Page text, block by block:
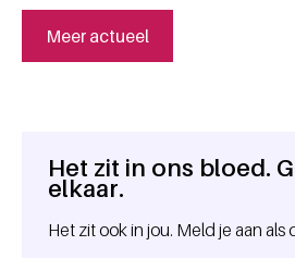
Meer actueel
Algemene informatie
Het zit in ons bloed.
elkaar.
Het zit ook in jou. Meld je aan als